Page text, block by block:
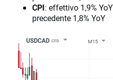
CPI: effettivo 1,9%
precedente 1,8% YoY